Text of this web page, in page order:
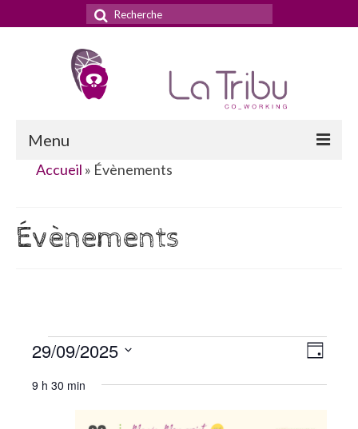
Rechercher
:
Menu
Le concept
La domiciliation commerciale
La Communauté
Accueil » Évènements
Évènements
Évènements
for
par
de
Jour
29/09/2025
une
9 h 30 min